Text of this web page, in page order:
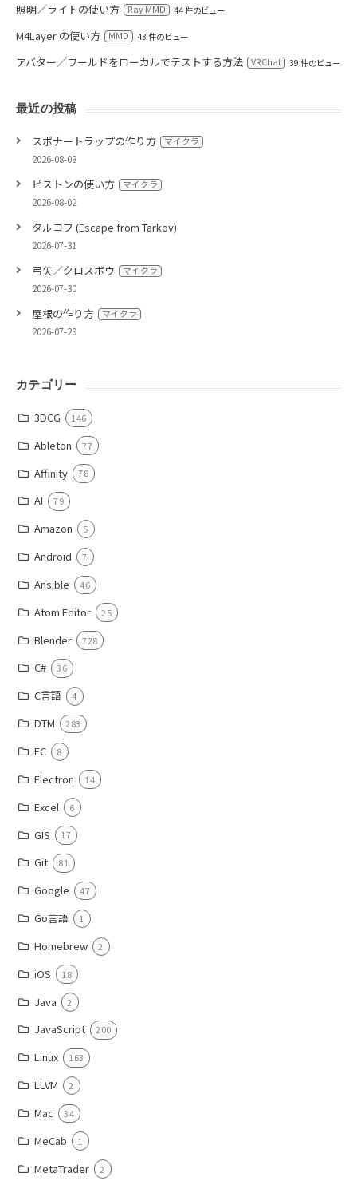
照明／ライトの使い方 Ray MMD 44 件のビュー
M4Layer の使い方 MMD 43 件のビュー
アバター／ワールドをローカルでテストする方法 VRChat 39 件のビュー
最近の投稿
スポナートラップの作り方 マイクラ
2026-08-08
ピストンの使い方 マイクラ
2026-08-02
タルコフ (Escape from Tarkov)
2026-07-31
弓矢／クロスボウ マイクラ
2026-07-30
屋根の作り方 マイクラ
2026-07-29
カテゴリー
3DCG 146
Ableton 77
Affinity 78
AI 79
Amazon 5
Android 7
Ansible 46
Atom Editor 25
Blender 728
C# 36
C言語 4
DTM 283
EC 8
Electron 14
Excel 6
GIS 17
Git 81
Google 47
Go言語 1
Homebrew 2
iOS 18
Java 2
JavaScript 200
Linux 163
LLVM 2
Mac 34
MeCab 1
MetaTrader 2